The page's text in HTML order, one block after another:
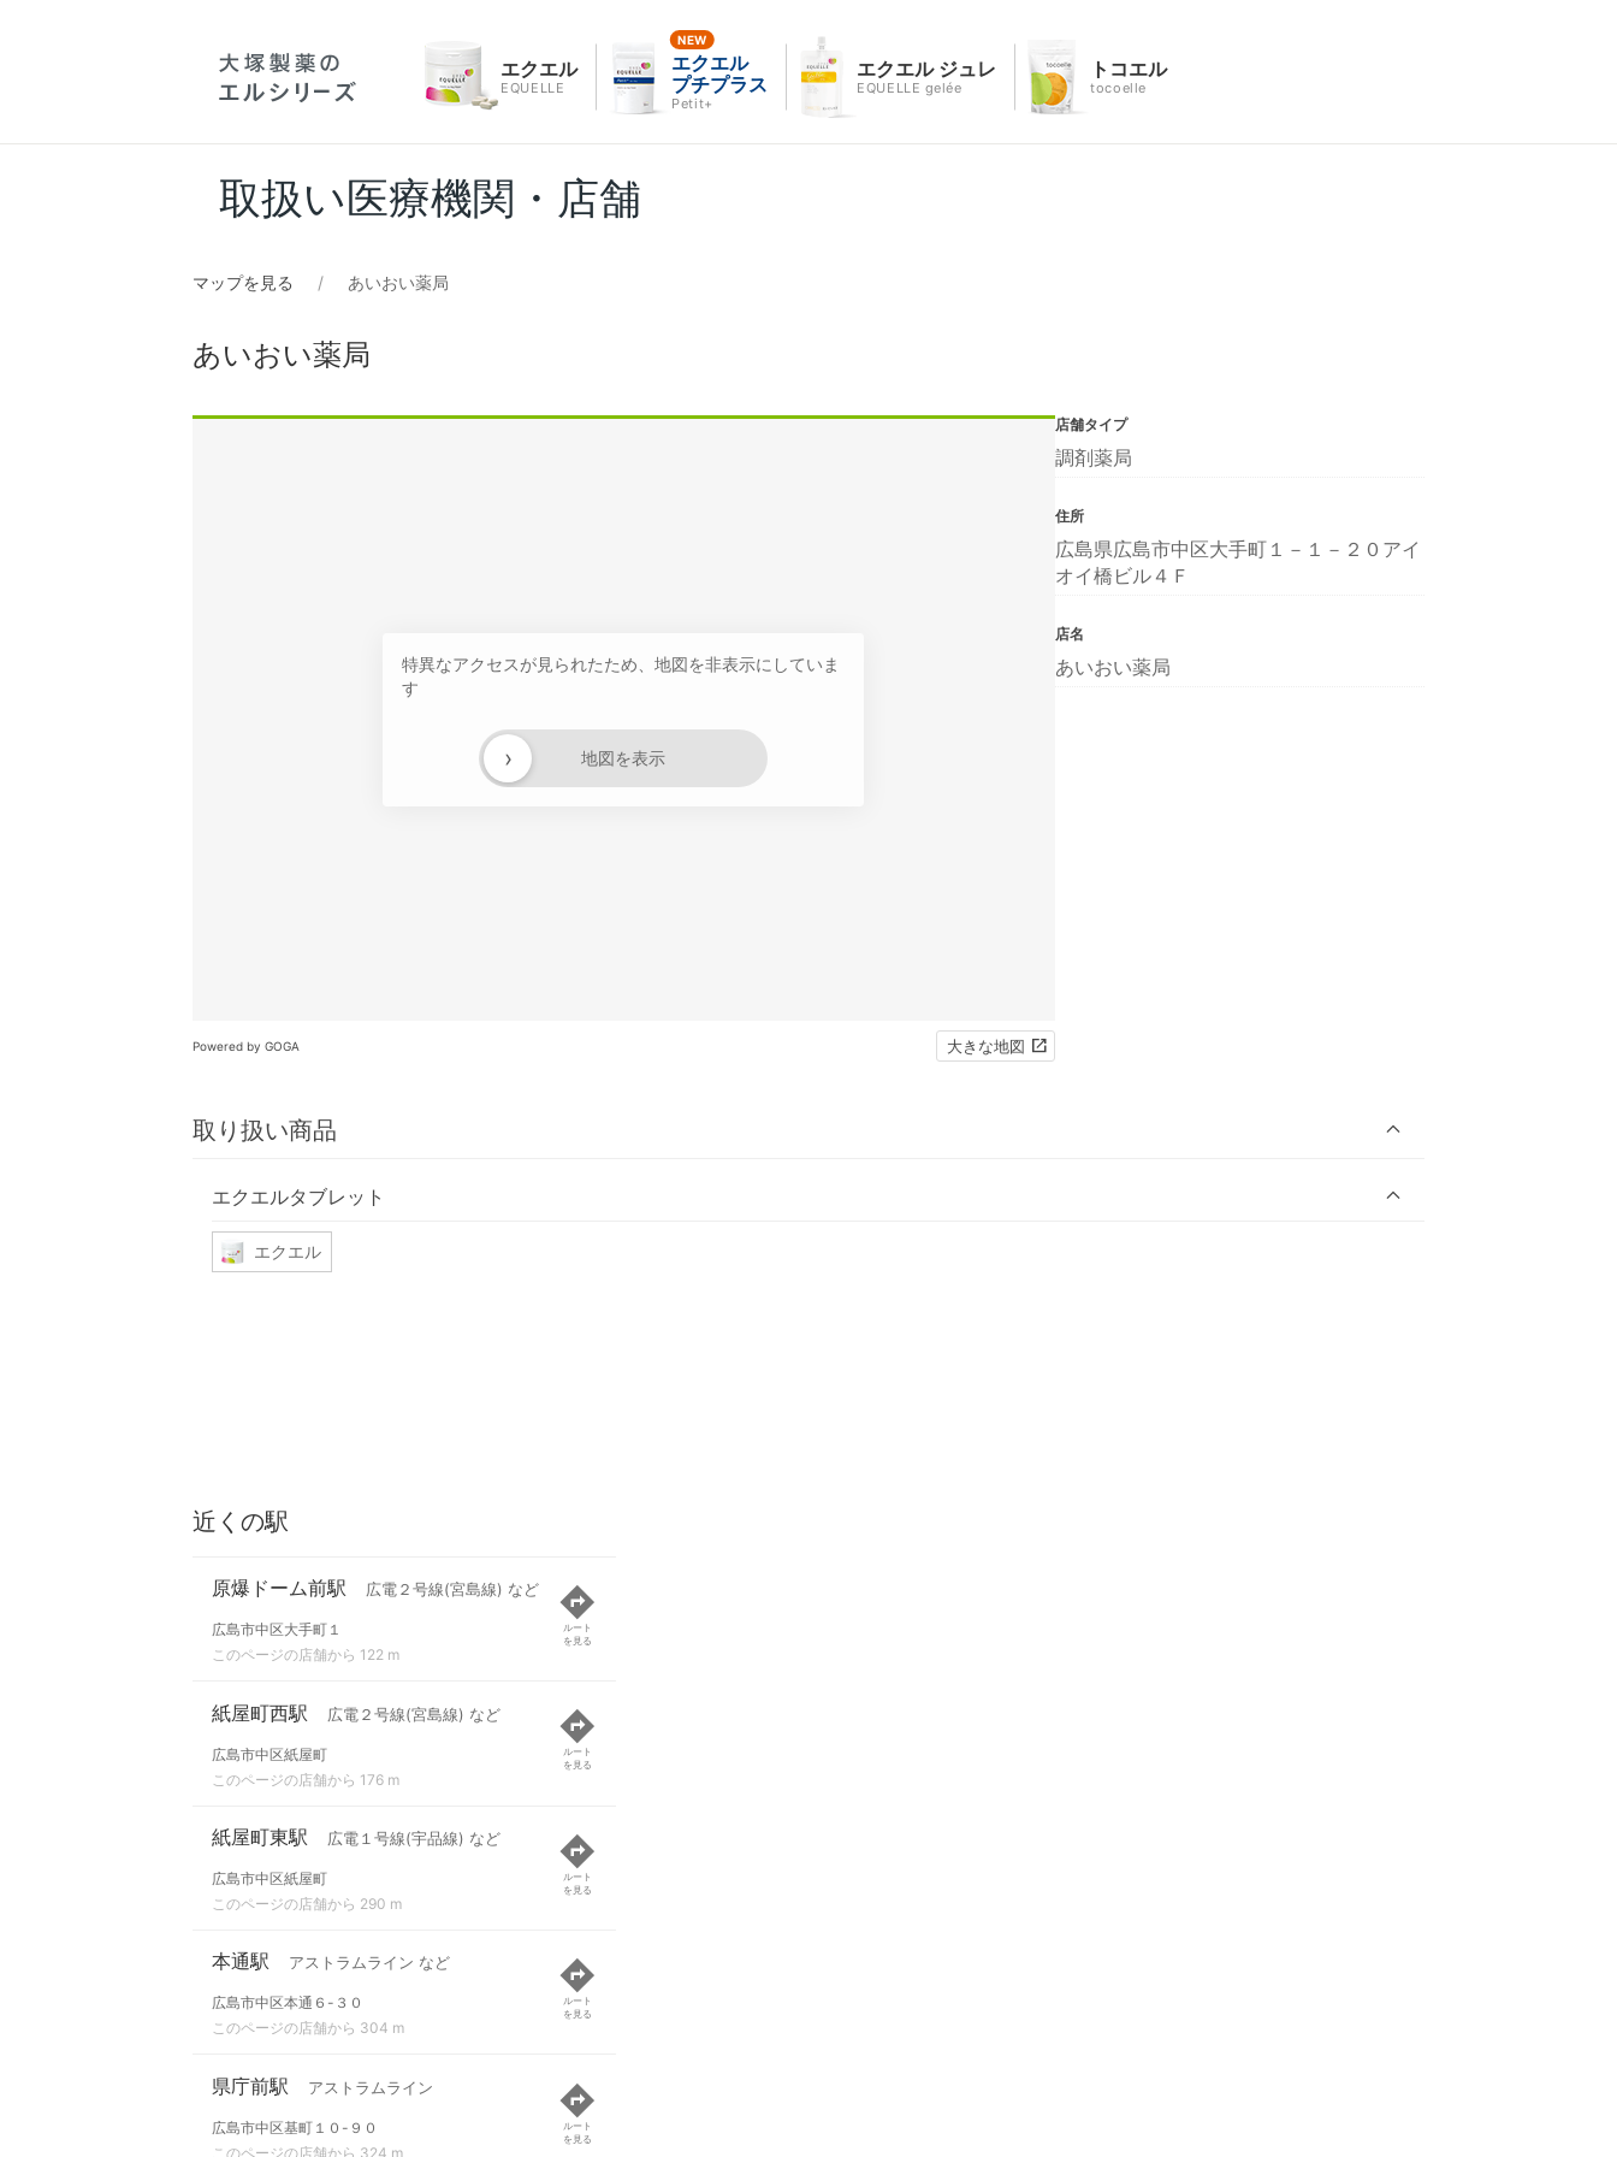
エクエル
EQUELLE
エクエル
プチプラス
Petit+
エクエル ジュレ
EQUELLE gelée
トコエル
tocoelle
取扱い医療機関・店舗
マップを見る あいおい薬局
あいおい薬局
特異なアクセスが見られたため、地図を非表示にしていま
す
地図を表示
›
Powered by GOGA 大きな地図
取り扱い商品
エクエルタブレット
エクエル
店舗タイプ
調剤薬局
住所
広島県広島市中区大手町１－１－２０アイ
オイ橋ビル４Ｆ
店名
あいおい薬局
近くの駅
原爆ドーム前駅 広電２号線(宮島線) など
広島市中区大手町１
このページの店舗から 122 m
ルート
を見る
紙屋町西駅 広電２号線(宮島線) など
広島市中区紙屋町
このページの店舗から 176 m
ルート
を見る
紙屋町東駅 広電１号線(宇品線) など
広島市中区紙屋町
このページの店舗から 290 m
ルート
を見る
本通駅 アストラムライン など
広島市中区本通６-３０
このページの店舗から 304 m
ルート
を見る
県庁前駅 アストラムライン
広島市中区基町１０-９０
このページの店舗から 324 m
ルート
を見る